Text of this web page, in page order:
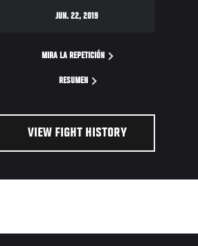
JUN. 22, 2019
MIRA LA REPETICIÓN
RESUMEN
VIEW FIGHT HISTORY